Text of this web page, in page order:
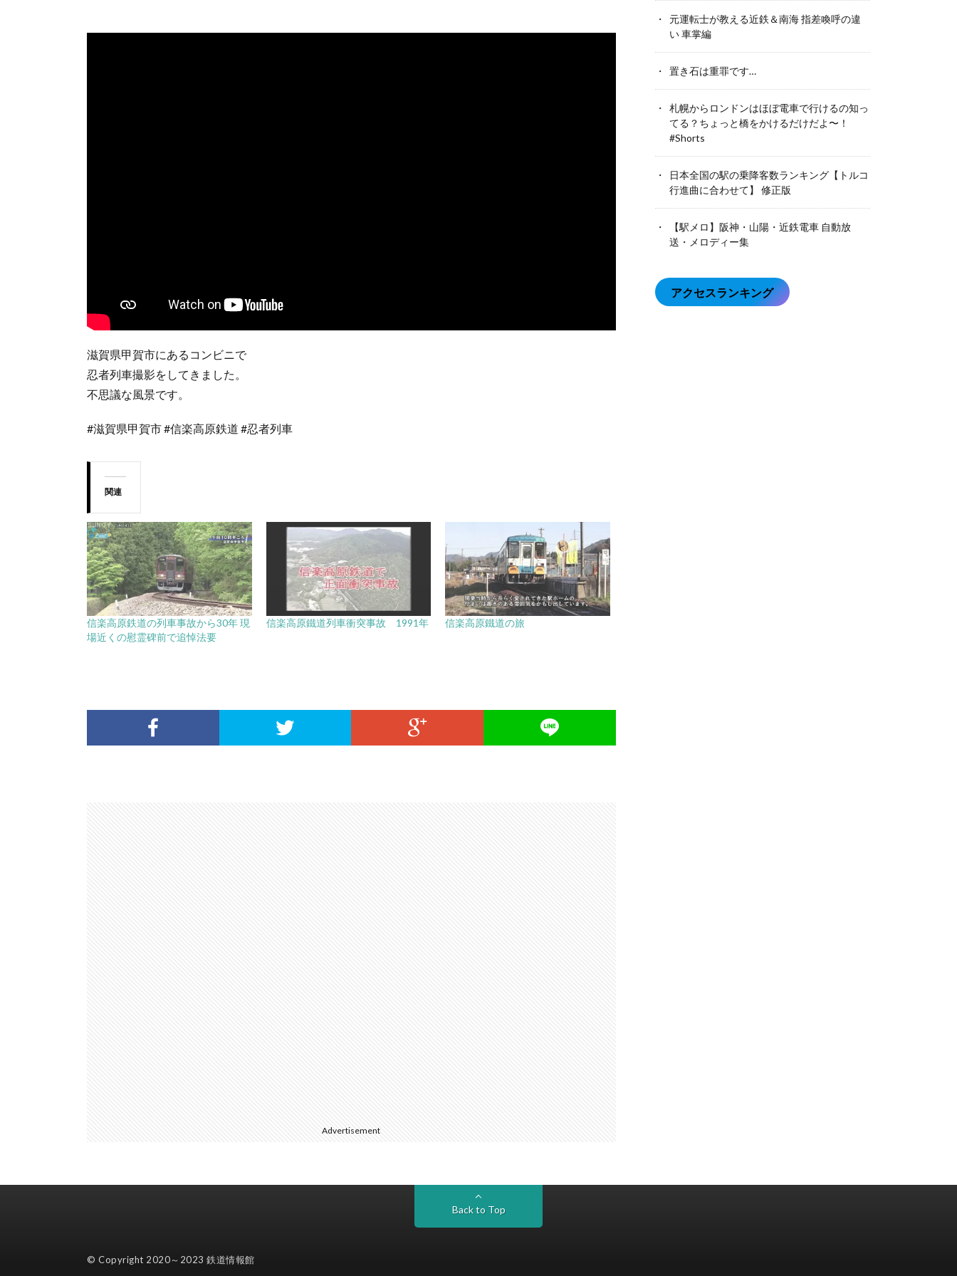
滋賀県甲賀市にあるコンビニで
忍者列車撮影をしてきました。
不思議な風景です。
#滋賀県甲賀市 #信楽高原鉄道 #忍者列車
関連
信楽高原鉄道の列車事故から30年 現
場近くの慰霊碑前で追悼法要
信楽高原鐵道列車衝突事故 1991年 信楽高原鐵道の旅
Advertisement
元運転士が教える近鉄＆南海 指差喚呼の違
い 車掌編
置き石は重罪です…
札幌からロンドンはほぼ電車で行けるの知っ
てる？ちょっと橋をかけるだけだよ〜！
#Shorts
日本全国の駅の乗降客数ランキング【トルコ
行進曲に合わせて】 修正版
【駅メロ】阪神・山陽・近鉄電車 自動放
送・メロディー集
アクセスランキング
Back to Top
© Copyright 2020～2023 鉄道情報館